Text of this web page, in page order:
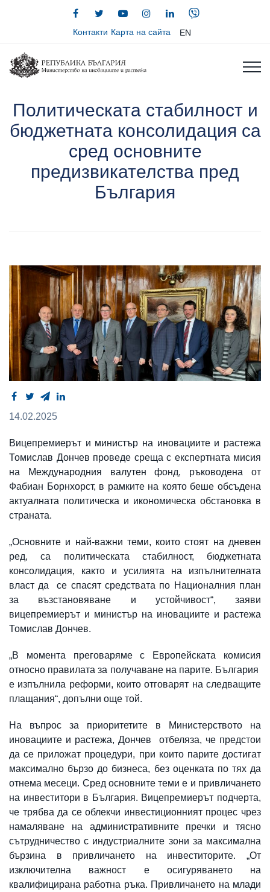
Контакти Карта на сайта EN
Политическата стабилност и
бюджетната консолидация са
сред основните
предизвикателства пред
България
14.02.2025
Вицепремиерът и министър на иновациите и растежа
Томислав Дончев проведе среща с експертната мисия
на Международния валутен фонд, ръководена от
Фабиан Борнхорст, в рамките на която беше обсъдена
актуалната политическа и икономическа обстановка в
страната.
„Основните и най-важни теми, които стоят на дневен
ред, са политическата стабилност, бюджетната
консолидация, както и усилията на изпълнителната
власт да се спасят средствата по Националния план
за възстановяване и устойчивост“, заяви
вицепремиерът и министър на иновациите и растежа
Томислав Дончев.
„В момента преговаряме с Европейската комисия
относно правилата за получаване на парите. България
е изпълнила реформи, които отговарят на следващите
плащания“, допълни още той.
На въпрос за приоритетите в Министерството на
иновациите и растежа, Дончев отбеляза, че предстои
да се приложат процедури, при които парите достигат
максимално бързо до бизнеса, без оценката по тях да
отнема месеци. Сред основните теми е и привличането
на инвеститори в България. Вицепремиерът подчерта,
че трябва да се облекчи инвестиционният процес чрез
намаляване на административните пречки и тясно
сътрудничество с индустриалните зони за максимална
бързина в привличането на инвеститорите. „От
изключителна важност е осигуряването на
квалифицирана работна ръка. Привличането на млади